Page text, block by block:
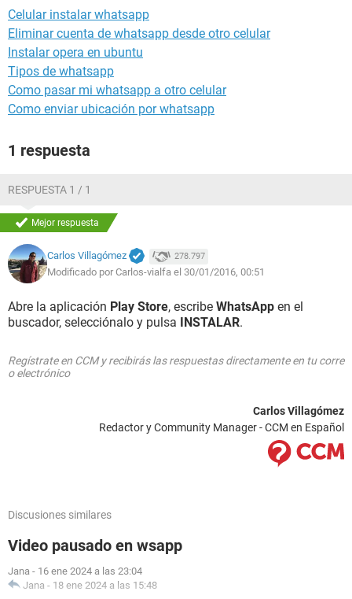
Celular instalar whatsapp
Eliminar cuenta de whatsapp desde otro celular
Instalar opera en ubuntu
Tipos de whatsapp
Como pasar mi whatsapp a otro celular
Como enviar ubicación por whatsapp
1 respuesta
RESPUESTA 1 / 1
Mejor respuesta
Carlos Villagómez 278.797
Modificado por Carlos-vialfa el 30/01/2016, 00:51
Abre la aplicación Play Store, escribe WhatsApp en el
buscador, selecciónalo y pulsa INSTALAR.
Regístrate en CCM y recibirás las respuestas directamente en tu corre
o electrónico
Carlos Villagómez
Redactor y Community Manager - CCM en Español
Discusiones similares
Video pausado en wsapp
Jana - 16 ene 2024 a las 23:04
Jana - 18 ene 2024 a las 15:48